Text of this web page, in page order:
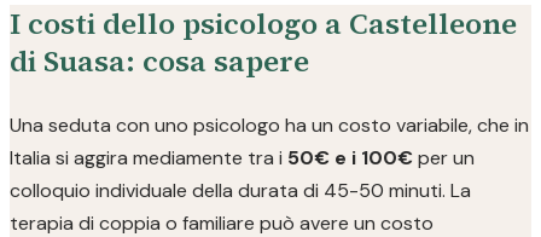
I costi dello psicologo a Castelleone
di Suasa: cosa sapere
Una seduta con uno psicologo ha un costo variabile, che in
Italia si aggira mediamente tra i 50€ e i 100€ per un
colloquio individuale della durata di 45-50 minuti. La
terapia di coppia o familiare può avere un costo